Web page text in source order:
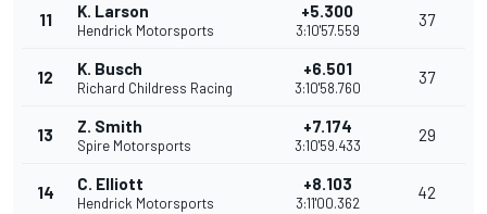
11 K. Larson
Hendrick Motorsports
+5.300
3:10'57.559
37
12 K. Busch
Richard Childress Racing
+6.501
3:10'58.760
37
13 Z. Smith
Spire Motorsports
+7.174
3:10'59.433
29
14 C. Elliott
Hendrick Motorsports
+8.103
3:11'00.362
42